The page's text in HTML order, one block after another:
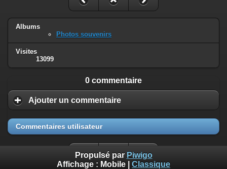
Albums
Photos souvenirs
Visites
13099
0 commentaire
Ajouter un commentaire
Commentaires utilisateur
Propulsé par Piwigo
Affichage : Mobile Classique